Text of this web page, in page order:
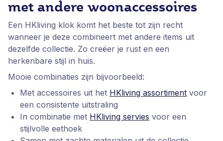
met andere woonaccessoires
Een HKliving klok komt het beste tot zijn recht
wanneer je deze combineert met andere items uit
dezelfde collectie. Zo creëer je rust en een
herkenbare stijl in huis.
Mooie combinaties zijn bijvoorbeeld:
Met accessoires uit het HKliving assortiment voor
een consistente uitstraling
In combinatie met HKliving servies voor een
stijlvolle eethoek